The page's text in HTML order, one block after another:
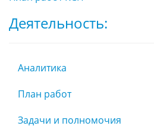
Деятельность:
Аналитика
План работ
Задачи и полномочия